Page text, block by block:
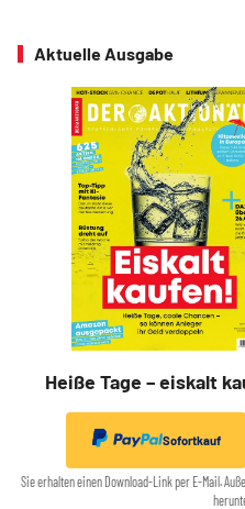
Aktuelle Ausgabe
Heiße Tage – eiskalt
Sofortkauf
Sie erhalten einen Download-Link per E-Mail.